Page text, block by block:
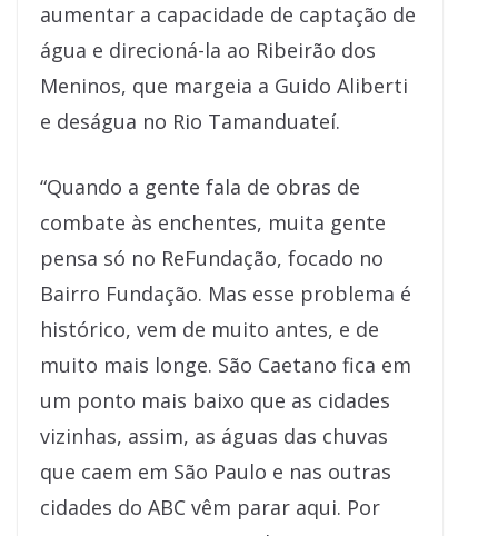
aumentar a capacidade de captação de
água e direcioná-la ao Ribeirão dos
Meninos, que margeia a Guido Aliberti
e deságua no Rio Tamanduateí.
“Quando a gente fala de obras de
combate às enchentes, muita gente
pensa só no ReFundação, focado no
Bairro Fundação. Mas esse problema é
histórico, vem de muito antes, e de
muito mais longe. São Caetano fica em
um ponto mais baixo que as cidades
vizinhas, assim, as águas das chuvas
que caem em São Paulo e nas outras
cidades do ABC vêm parar aqui. Por